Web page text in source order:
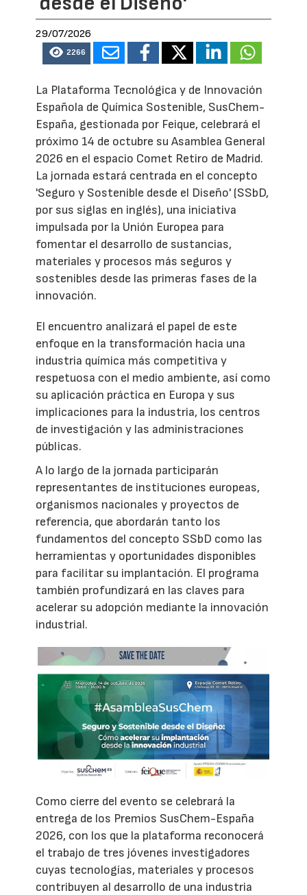
29/07/2026
2266
La Plataforma Tecnológica y de Innovación
Española de Química Sostenible, SusChem-
España, gestionada por Feique, celebrará el
próximo 14 de octubre su Asamblea General
2026 en el espacio Comet Retiro de Madrid.
La jornada estará centrada en el concepto
'Seguro y Sostenible desde el Diseño' (SSbD,
por sus siglas en inglés), una iniciativa
impulsada por la Unión Europea para
fomentar el desarrollo de sustancias,
materiales y procesos más seguros y
sostenibles desde las primeras fases de la
innovación.
El encuentro analizará el papel de este
enfoque en la transformación hacia una
industria química más competitiva y
respetuosa con el medio ambiente, así como
su aplicación práctica en Europa y sus
implicaciones para la industria, los centros
de investigación y las administraciones
públicas.
A lo largo de la jornada participarán
representantes de instituciones europeas,
organismos nacionales y proyectos de
referencia, que abordarán tanto los
fundamentos del concepto SSbD como las
herramientas y oportunidades disponibles
para facilitar su implantación. El programa
también profundizará en las claves para
acelerar su adopción mediante la innovación
industrial.
Como cierre del evento se celebrará la
entrega de los Premios SusChem-España
2026, con los que la plataforma reconocerá
el trabajo de tres jóvenes investigadores
cuyas tecnologías, materiales y procesos
contribuyen al desarrollo de una industria